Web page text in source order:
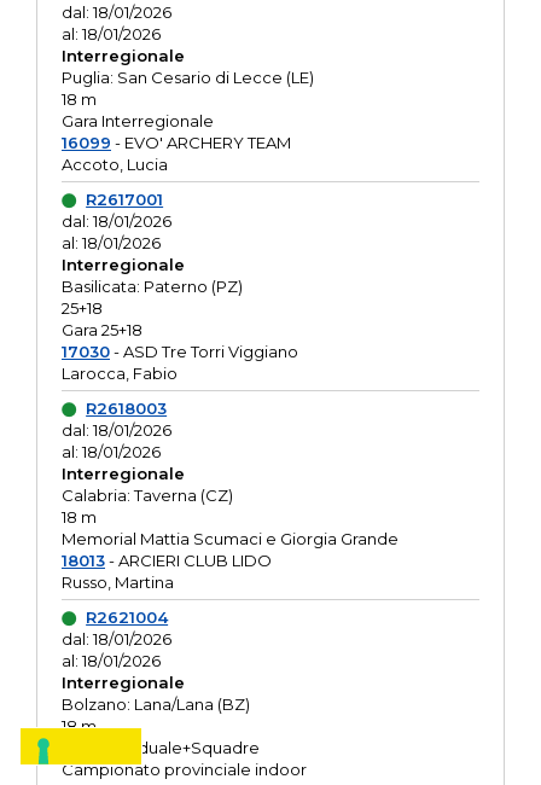
dal: 18/01/2026
al: 18/01/2026
Interregionale
Puglia: San Cesario di Lecce (LE)
18 m
Gara Interregionale
16099 - EVO' ARCHERY TEAM
Accoto, Lucia
R2617001
dal: 18/01/2026
al: 18/01/2026
Interregionale
Basilicata: Paterno (PZ)
25+18
Gara 25+18
17030- ASD Tre Torri Viggiano
Larocca, Fabio
R2618003
dal: 18/01/2026
al: 18/01/2026
Interregionale
Calabria: Taverna (CZ)
18 m
Memorial Mattia Scumaci e Giorgia Grande
18013- ARCIERI CLUB LIDO
Russo, Martina
R2621004
dal: 18/01/2026
al: 18/01/2026
Interregionale
Bolzano: Lana/Lana (BZ)
18 m
O.R. Individuale+Squadre
Campionato provinciale indoor